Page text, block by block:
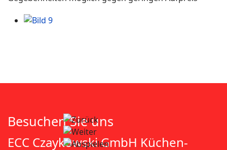
Besuchen Sie uns
ECC Czaykowski GmbH Küchen-